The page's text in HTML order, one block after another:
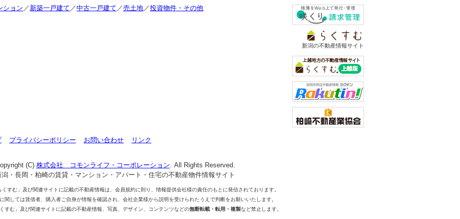
ション ／ 新築一戸建て ／中古一戸建て ／売土地／投資物件・その他
新潟の不動産情報サイト
プライバシーポリシー お問い合わせ リンク
(C) 株式会社 コモンライフ・コーポレーション. All Rights Reserved.
潟・長岡・柏崎の賃貸・マンション・アパート・住宅の不動産物件情報サイト
すむ」及び関連サイトに記載の不動産情報は、会員規約に則り、情報提供会社様の責任のもとに発信されております。
関しては賃借者、購入者ご自身が情報を確認され、会社企業様から説明を受けられたうえで判断をお願いいたします。
すむ」及び関連サイトに記載の不動産情報、写真、デザイン、コンテンツなどの無断転載・転用・複製など禁止します。